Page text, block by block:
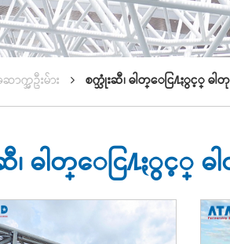
ာက္အဦးမ်ား စက္သုံးဆီ၊ ဓါတ္ေငြ႔ႏွင့္ ဓ
၊ ဓါတ္ေငြ႔ႏွင့္